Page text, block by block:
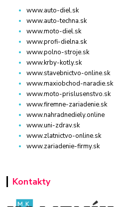
www.auto-diel.sk
www.auto-techna.sk
www.moto-diel.sk
www.profi-dielna.sk
www.polno-stroje.sk
www.krby-kotly.sk
www.stavebnictvo-online.sk
www.maxiobchod-naradie.sk
www.moto-prislusenstvo.sk
www.firemne-zariadenie.sk
www.nahradnediely.online
www.uni-zdrav.sk
www.zlatnictvo-online.sk
www.zariadenie-firmy.sk
Kontakty